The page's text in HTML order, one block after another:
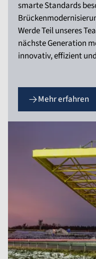
smarte Standards
Werde Teil unseres
nächste Generation
innovativ, effizient
Mehr erfahren